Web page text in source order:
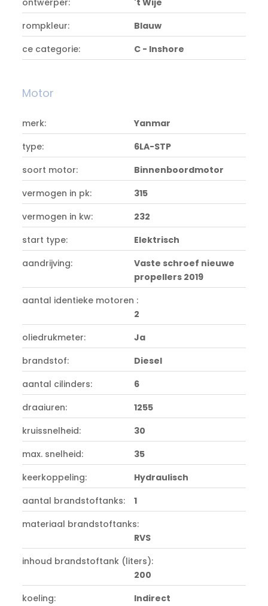
rompkleur:
Blauw
ce categorie:
C - Inshore
Motor
merk:
Yanmar
type:
6LA-STP
soort motor:
Binnenboordmotor
vermogen in pk:
315
vermogen in kw:
232
start type:
Elektrisch
aandrijving:
Vaste schroef nieuwe
propellers 2019
aantal identieke motoren :
2
oliedrukmeter:
Ja
brandstof:
Diesel
aantal cilinders:
6
draaiuren:
1255
kruissnelheid:
30
max. snelheid:
35
keerkoppeling:
Hydraulisch
aantal brandstoftanks:
1
materiaal brandstoftanks:
RVS
inhoud brandstoftank (liters):
200
koeling:
Indirect